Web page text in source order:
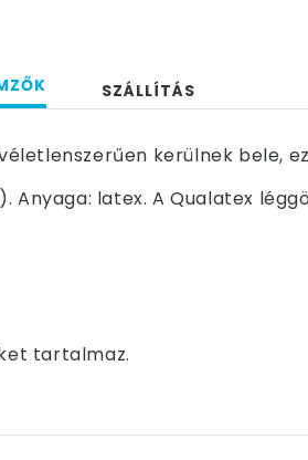
SZÁLLÍTÁS
kerülnek bele,
Anyaga: latex. A Qualatex
tartalmaz.